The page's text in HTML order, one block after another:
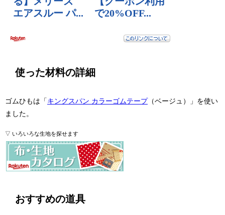
使った材料の詳細
ゴムひもは「 キングスパン カラーゴムテープ（ベージュ）」を使い
ました。
▽ いろいろな生地を探せます
おすすめの道具